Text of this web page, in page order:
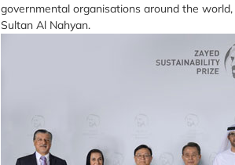
governmental organisations around the
Sultan Al Nahyan.